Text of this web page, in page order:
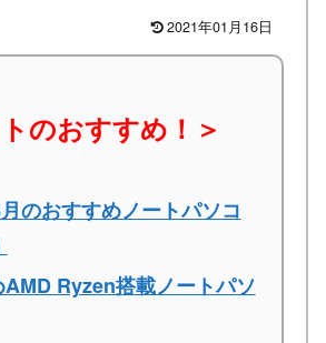
2021年01月16日
のおすすめ！＞
のおすすめノートパソコ
AMD Ryzen搭載ノートパソ